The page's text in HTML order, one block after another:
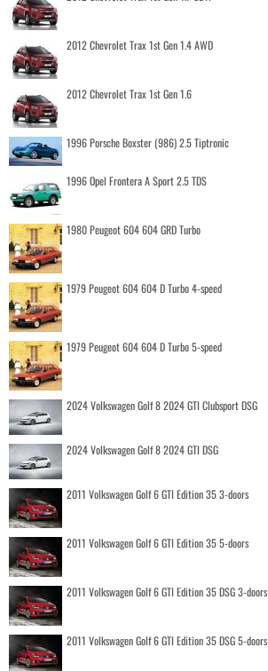
2012 Chevrolet Trax 1st Gen 1.4 AWD
2012 Chevrolet Trax 1st Gen 1.6
1996 Porsche Boxster (986) 2.5 Tiptronic
1996 Opel Frontera A Sport 2.5 TDS
1980 Peugeot 604 604 GRD Turbo
1979 Peugeot 604 604 D Turbo 4-speed
1979 Peugeot 604 604 D Turbo 5-speed
2024 Volkswagen Golf 8 2024 GTI Clubsport DSG
2024 Volkswagen Golf 8 2024 GTI DSG
2011 Volkswagen Golf 6 GTI Edition 35 3-doors
2011 Volkswagen Golf 6 GTI Edition 35 5-doors
2011 Volkswagen Golf 6 GTI Edition 35 DSG 3-doors
2011 Volkswagen Golf 6 GTI Edition 35 DSG 5-doors